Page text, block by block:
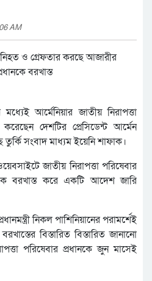
AM
আর্মেনিয়ার জাতীয় নিরাপত্তা
করেছেন দেশটির প্রেসিডেন্ট আর্মেন
সংবাদ মাধ্যম ইয়েনি শাফাক।
জাতীয় নিরাপত্তা পরিষেবার
বরখাস্ত করে একটি আদেশ জারি
নিকল পাশিনিয়ানের পরামর্শেই
বিস্তারিত বিস্তারিত জানানো
পরিষেবার প্রধানকে জুন মাসেই